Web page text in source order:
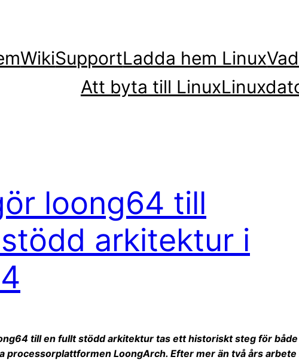
WikiSupportLadda hem Linux
Att byta till Linux
loong64 till
arkitektur i
till en fullt stödd arkitektur tas ett historiskt steg för både
processorplattformen LoongArch. Efter mer än två års arbete